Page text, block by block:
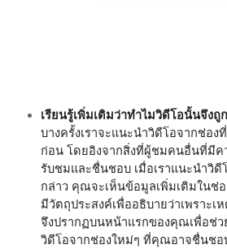
เรียนรู้เพิ่มเติมว่าทำไมวิดีโอนั้นจึง
บางครั้งเราจะแนะนำวิดีโอจากช่อง
ก่อน โดยอิงจากสิ่งที่ผู้ชมคนอื่นที่มีค
รับชมและชื่นชอบ เมื่อเราแนะนำวิดี
กล่าว คุณจะเห็นข้อมูลเพิ่มเติมในช่อ
มีวัตถุประสงค์เพื่ออธิบายว่าเพราะเ
จึงปรากฏบนหน้าแรกของคุณเพื่อช่
วิดีโอจากช่องใหม่ๆ ที่คุณอาจชื่นชอ